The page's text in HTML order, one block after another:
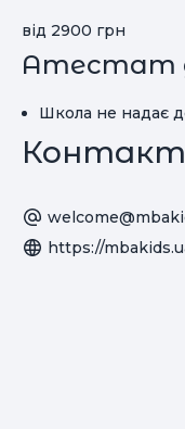
від 2900 грн
Атестат
Школа не надає
https://